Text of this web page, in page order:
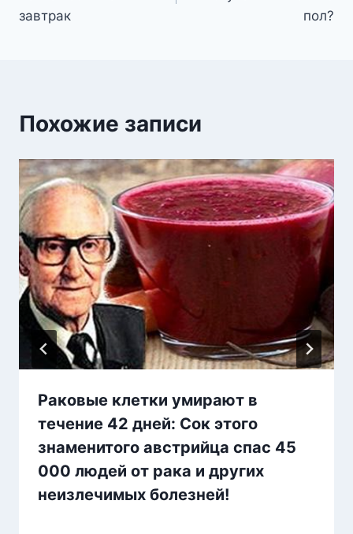
записям
завтрак
пол?
Похожие записи
Раковые клетки умирают в
течение 42 дней: Сок этого
знаменитого австрийца спас 45
000 людей от рака и других
неизлечимых болезней!